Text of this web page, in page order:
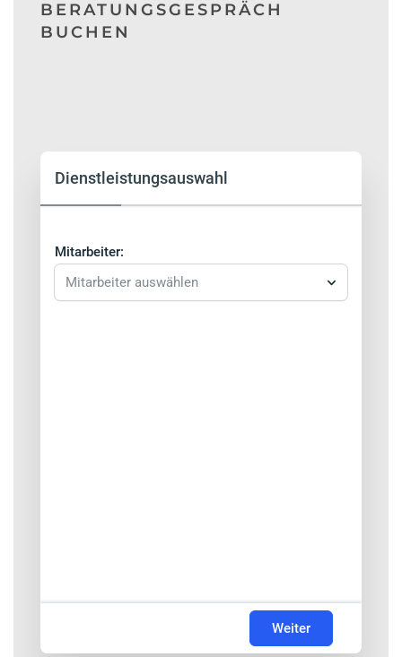
BERATUNGSGESPRÄCH
BUCHEN
Dienstleistungsauswahl
Mitarbeiter:
Mitarbeiter auswählen
Weiter